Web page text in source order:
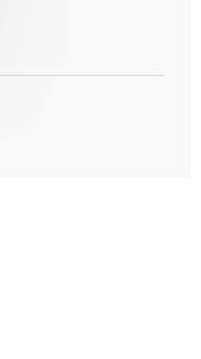
Senior
Profesionales Senior